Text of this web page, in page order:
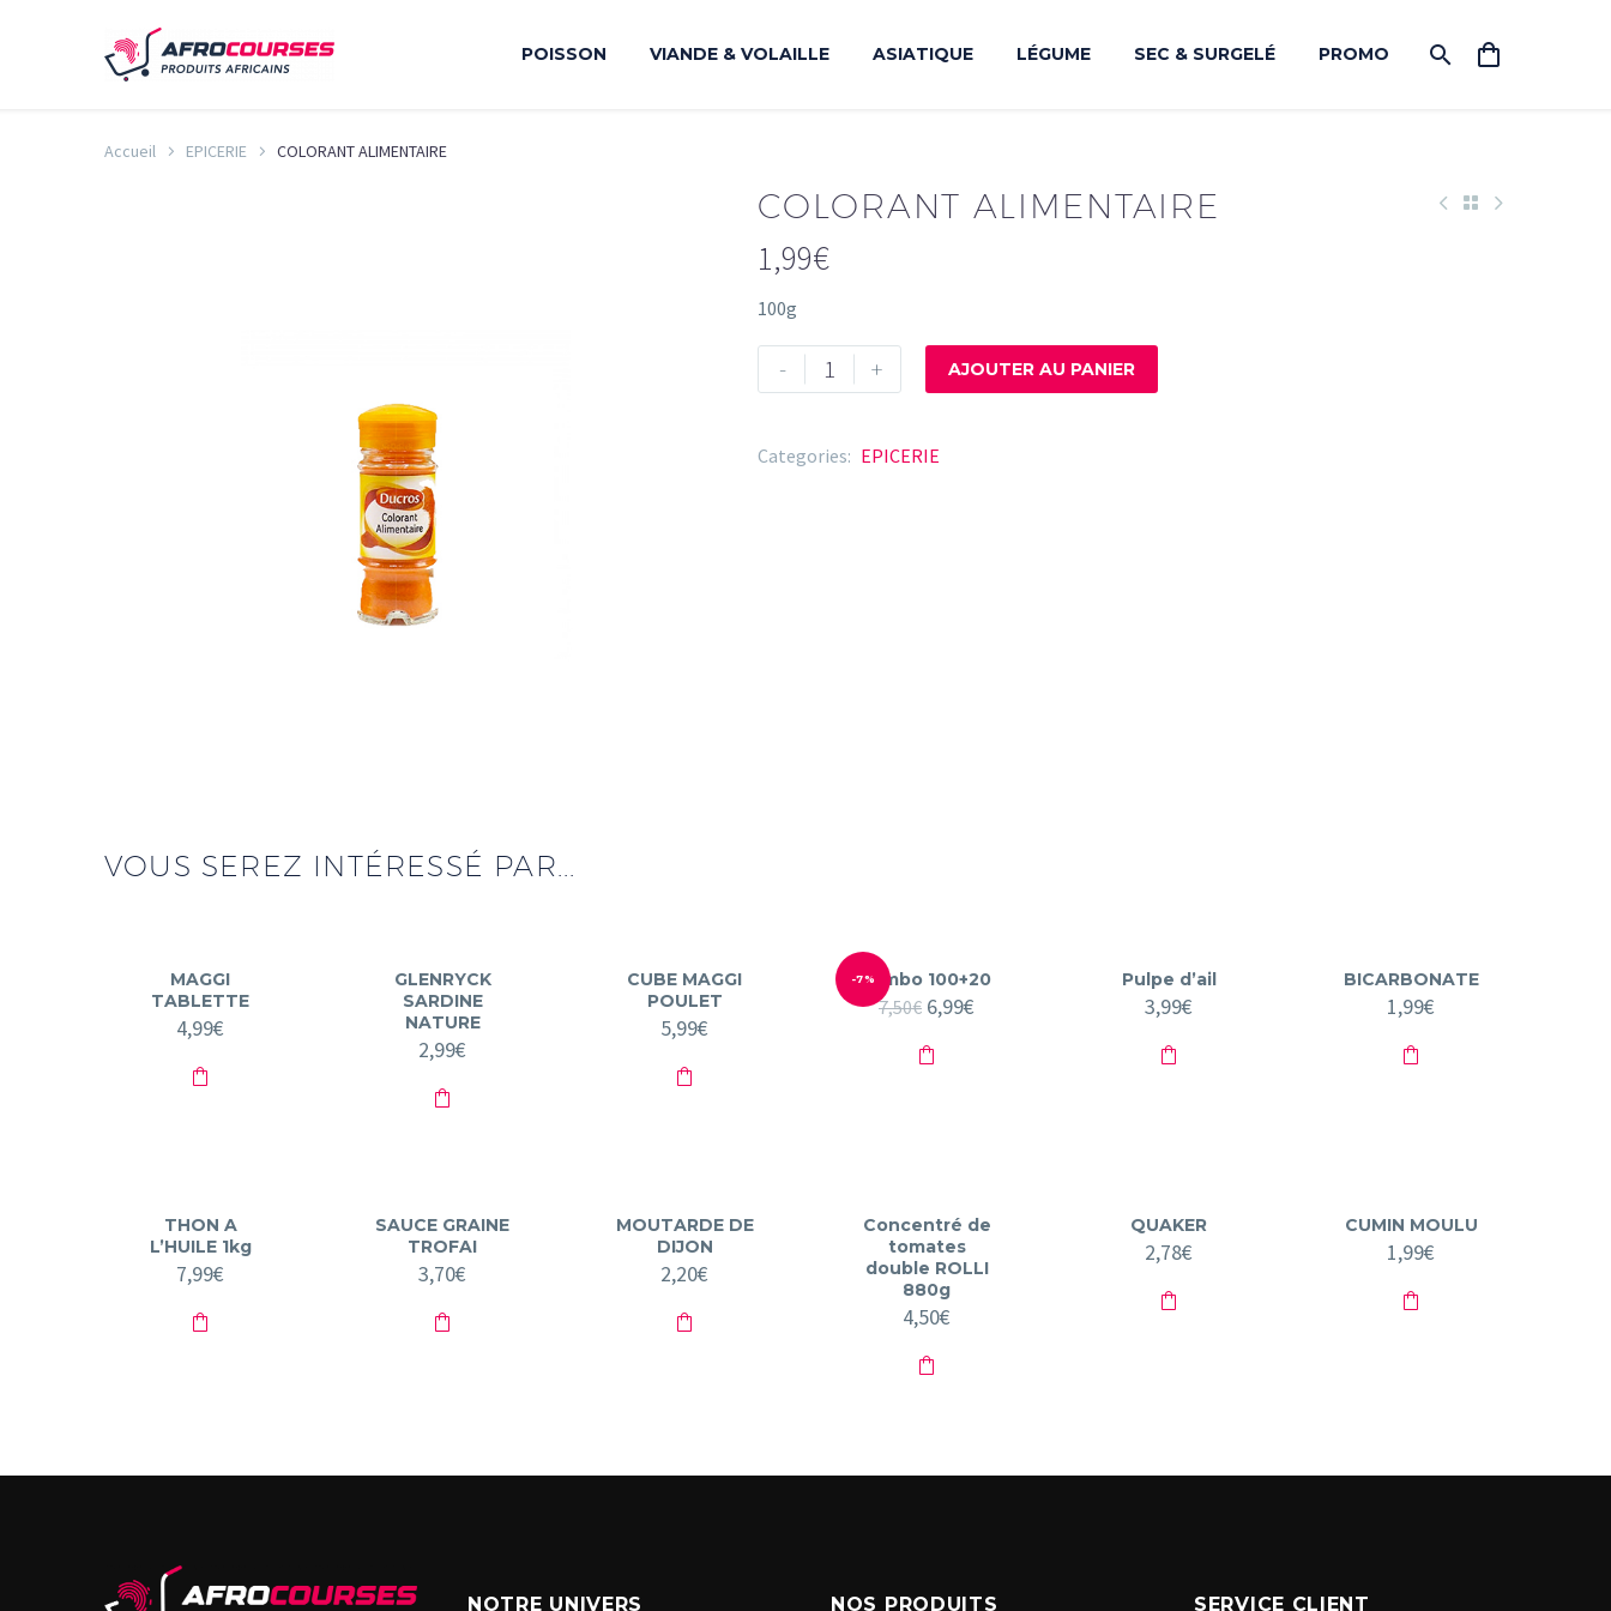
POISSON VIANDE & VOLAILLE ASIATIQUE LÉGUME SEC & SURGELÉ PROMO
Accueil EPICERIE COLORANT ALIMENTAIRE
COLORANT ALIMENTAIRE
1,99€
100g
-
quantité
de
ALIMENTAIRE
+ AJOUTER AU PANIER
Categories: EPICERIE
VOUS SEREZ INTÉRESSÉ PAR...
MAGGI
TABLETTE
4,99€
GLENRYCK
SARDINE
NATURE
2,99€
CUBE MAGGI
POULET
5,99€
-7%Jumbo 100+20
7,50€ Le
initial
était :
6,99€
Pulpe d’ail
3,99€
BICARBONATE
1,99€
THON A
L’HUILE 1kg
7,99€
SAUCE GRAINE
TROFAI
3,70€
MOUTARDE DE
DIJON
2,20€
Concentré de
tomates
double ROLLI
880g
4,50€
QUAKER
2,78€
CUMIN MOULU
1,99€
NOTRE UNIVERS NOS PRODUITS SERVICE CLIENT